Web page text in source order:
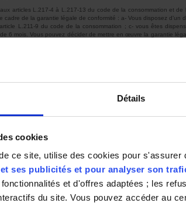
Détails
cookies
ce site, utilise des cookies pour s'assurer
ses publicités et pour analyser son
et d'offres adaptées ; les
du site. Vous pouvez accéder au
articles L.217-4 à L.217-13 du code de la consommation et
de la garantie légale de conformité : a- Vous disposez
L.211-9 du code de la consommation ; c- vous êtes
6 mois. Vous pouvez décider de mettre en œuvre la garantie
sont usage que l’acheteur ne l’aurait pas acquise, ou
vous pouvez opter entre la résolution de la vente ou la